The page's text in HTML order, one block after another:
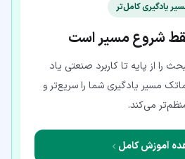
یادگیری کامل‌تر
شروع مسیر است
را از پایه تا کاربرد صنعتی یاد
مسیر یادگیری شما را سریع‌تر و
می‌کند.
آموزش کامل